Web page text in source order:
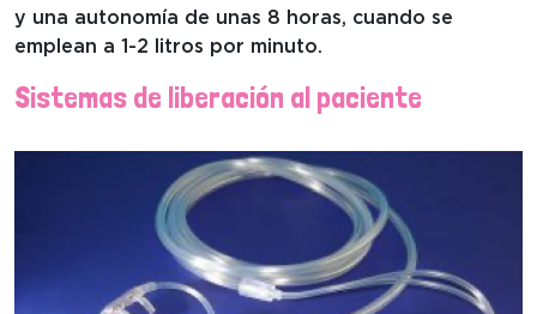
y una autonomía de unas 8 horas, cuando se
emplean a 1-2 litros por minuto.
Sistemas de liberación al paciente